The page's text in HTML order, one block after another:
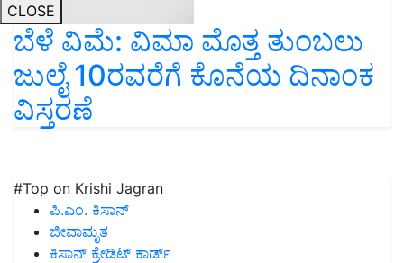
CLOSE
ಬೆಳೆ ವಿಮೆ: ವಿಮಾ ಮೊತ್ತ ತುಂಬಲು
ಜುಲೈ 10ರವರೆಗೆ ಕೊನೆಯ ದಿನಾಂಕ
ವಿಸ್ತರಣೆ
#Top on Krishi Jagran
ಪಿ.ಎಂ. ಕಿಸಾನ್
ಜೀವಾಮೃತ
ಕಿಸಾನ್ ಕ್ರೇಡಿಟ್ ಕಾರ್ಡ್